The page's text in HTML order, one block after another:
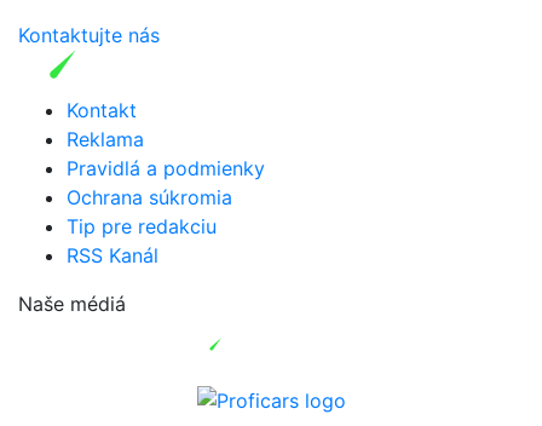
Kontaktujte nás
Kontakt
Reklama
Pravidlá a podmienky
Ochrana súkromia
Tip pre redakciu
RSS Kanál
Naše médiá